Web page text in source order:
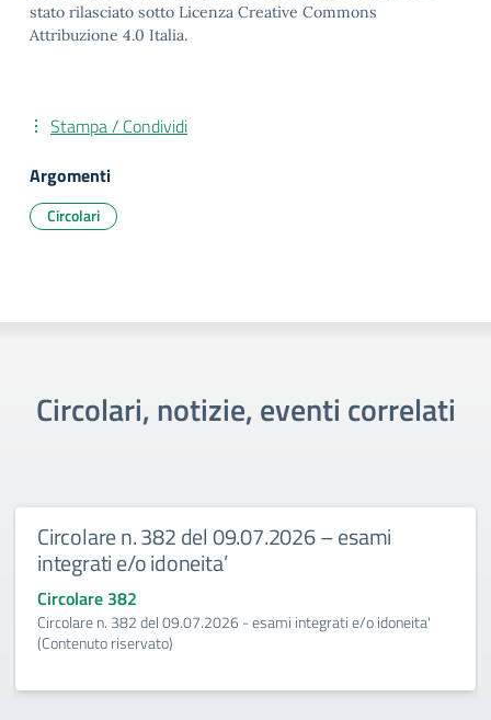
stato rilasciato sotto Licenza Creative Commons
Attribuzione 4.0 Italia.
Stampa / Condividi
Argomenti
Circolari
Circolari, notizie, eventi correlati
Circolare n. 382 del 09.07.2026 – esami
integrati e/o idoneita’
Circolare 382
Circolare n. 382 del 09.07.2026 - esami integrati e/o idoneita'
(Contenuto riservato)